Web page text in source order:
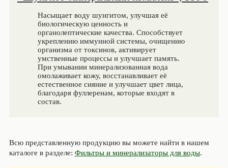
Насыщает воду шунгитом, улучшая её
биологическую ценность и
органолептические качества. Способствует
укреплению иммунной системы, очищению
организма от токсинов, активирует
умственные процессы и улучшает память.
При умывании минерализованная вода
омолаживает кожу, восстанавливает её
естественное сияние и улучшает цвет лица,
благодаря фуллеренам, которые входят в
состав.
Всю представленную продукцию вы можете найти в нашем
каталоге в разделе: Фильтры и минерализаторы для воды.